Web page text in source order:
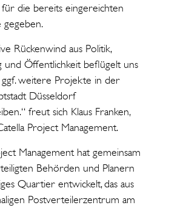
die bereits eingereichten
gegeben.
Rückenwind aus Politik,
und Öffentlichkeit beflügelt uns
ggf. weitere Projekte in der
Düsseldorf
freut sich Klaus Franken,
Project Management.
Management hat gemeinsam
Behörden und Planern
Quartier entwickelt, das aus
Postverteilerzentrum am